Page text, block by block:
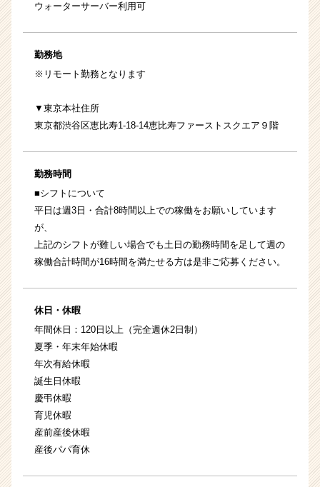
ウォーターサーバー利用可
勤務地
※リモート勤務となります
▼東京本社住所
東京都渋谷区恵比寿1-18-14恵比寿ファーストスクエア９階
勤務時間
■シフトについて
平日は週3日・合計8時間以上での稼働をお願いしています
が、
上記のシフトが難しい場合でも土日の勤務時間を足して週の
稼働合計時間が16時間を満たせる方は是非ご応募ください。
休日・休暇
年間休日：120日以上（完全週休2日制）
夏季・年末年始休暇
年次有給休暇
誕生日休暇
慶弔休暇
育児休暇
産前産後休暇
産後パパ育休